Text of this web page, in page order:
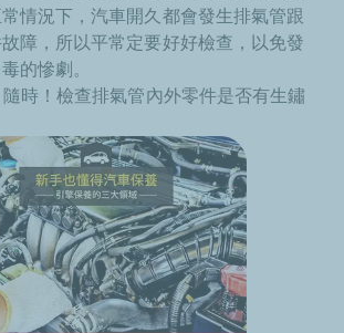
情況下，汽車開久都會發生排氣管跟
障，所以平常定要好好檢查，以免發
的慘劇。
時！檢查排氣管內外零件是否有生鏽